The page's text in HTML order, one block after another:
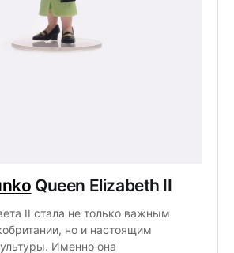
Queen Elizabeth II
II стала не только важным
но и настоящим
Именно она